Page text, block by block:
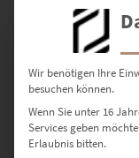
Wir benötigen Ihre
besuchen können.
Wenn Sie unter 16
Services geben
Erlaubnis bitten.